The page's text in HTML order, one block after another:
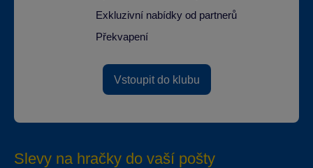
Exkluzivní nabídky od partnerů
Překvapení
Vstoupit do klubu
Slevy na hračky do vaší pošty